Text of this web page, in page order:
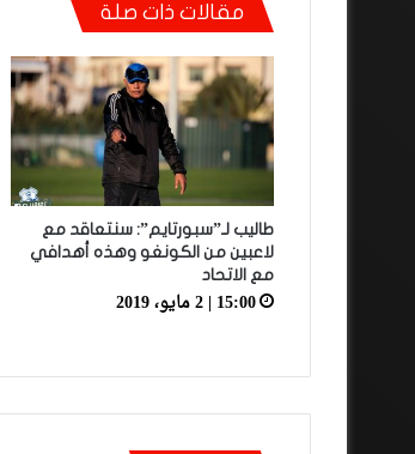
مقالات ذات صلة
طاليب لـ”سبورتايم”: سنتعاقد مع
لاعبين من الكونغو وهذه أهدافي
مع الاتحاد
15:00 | 2 مايو، 2019